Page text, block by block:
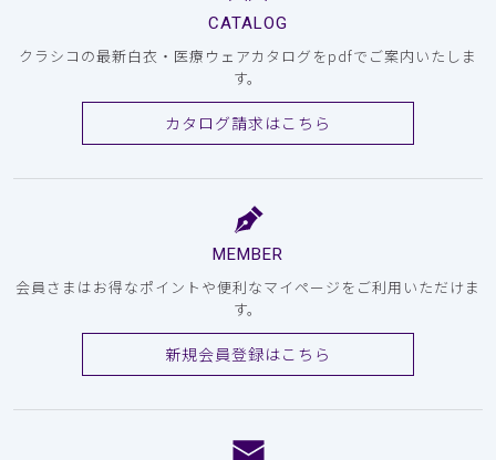
CATALOG
クラシコの最新白衣・医療ウェアカタログをpdfでご案内いたしま
す。
カタログ請求はこちら
MEMBER
会員さまはお得なポイントや便利なマイページをご利用いただけま
す。
新規会員登録はこちら